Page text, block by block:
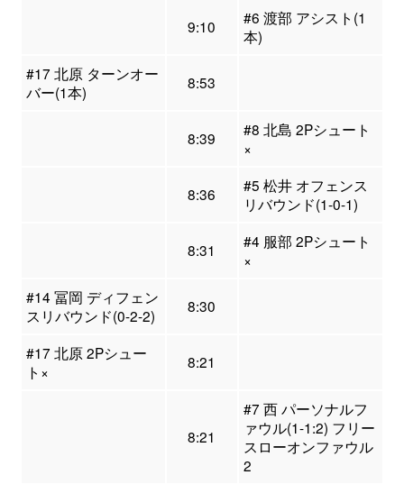
9:10
#6 渡部 アシスト(1
本)
#17 北原 ターンオー
バー(1本)
8:53
8:39
#8 北島 2Pシュート
×
8:36
#5 松井 オフェンス
リバウンド(1-0-1)
8:31
#4 服部 2Pシュート
×
#14 冨岡 ディフェン
スリバウンド(0-2-2)
8:30
#17 北原 2Pシュー
ト×
8:21
8:21
#7 西 パーソナルフ
ァウル(1-1:2) フリー
スローオンファウル
2